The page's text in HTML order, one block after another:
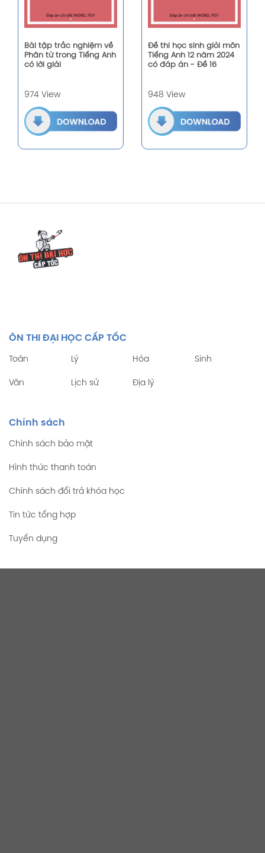
Bài tập trắc nghiệm về
Phân từ trong Tiếng Anh
có lời giải
974 View
Đề thi học sinh giỏi môn
Tiếng Anh 12 năm 2024
có đáp án - Đề 16
948 View
ÔN THI ĐẠI HỌC CẤP TỐC
Toán Lý Hóa Sinh
Văn Lịch sử Địa lý
Chính sách
Chính sách bảo mật
Hình thức thanh toán
Chính sách đổi trả khóa học
Tin tức tổng hợp
Tuyển dụng